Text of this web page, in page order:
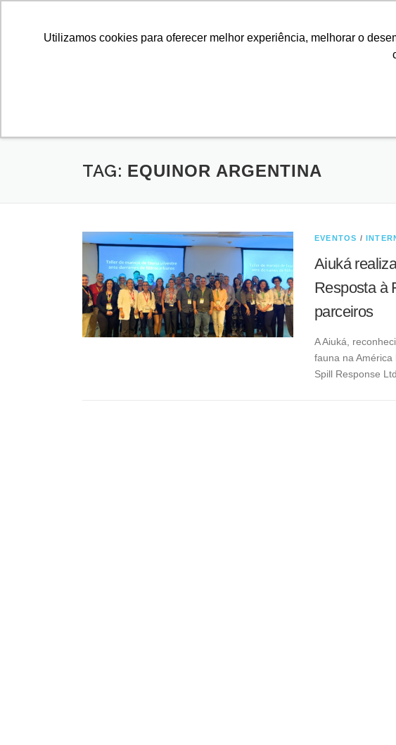
Utilizamos cookies para oferecer melhor experiência, melhorar o
O QUE
TAG: EQUINOR ARGENTINA
EVENTOS /
Aiuká
Resposta à
parceiros
A Aiuká,
fauna na
Spill Response